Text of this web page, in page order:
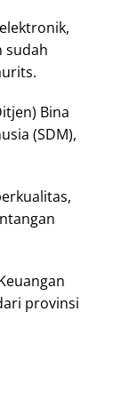
sudah
Bina
(SDM),
provinsi